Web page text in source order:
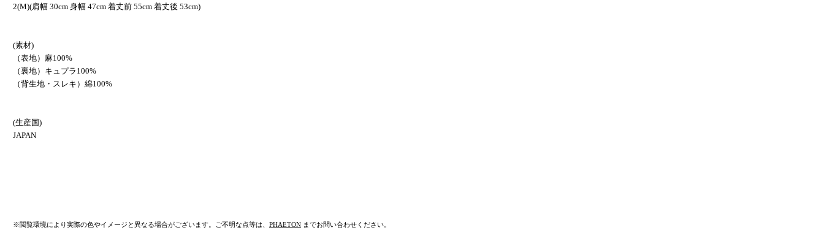
2(M)(肩幅 30cm 身幅 47cm 着丈前 55cm 着丈後 53cm)
(素材)
（表地）麻100%
（裏地）キュプラ100%
（背生地・スレキ）綿100%
(生産国)
JAPAN
※閲覧環境により実際の色やイメージと異なる場合がございます。ご不明な点等は、 PHAETON までお問い合わせください。